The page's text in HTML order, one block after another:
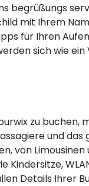
begrüßungs
mit Ihrem
für Ihren
sich wie ein
zu buchen,
und das
von Limousinen
Kindersitze,
Details Ihrer